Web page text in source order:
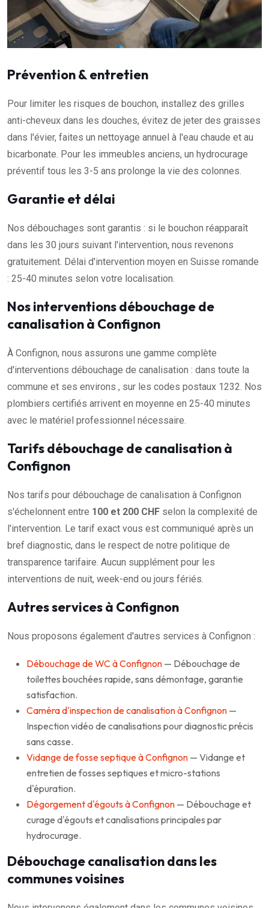
Prévention & entretien
Pour limiter les risques de bouchon, installez des grilles
anti-cheveux dans les douches, évitez de jeter des graisses
dans l'évier, faites un nettoyage annuel à l'eau chaude et au
bicarbonate. Pour les immeubles anciens, un hydrocurage
préventif tous les 3-5 ans prolonge la vie des colonnes.
Garantie et délai
Nos débouchages sont garantis : si le bouchon réapparaît
dans les 30 jours suivant l'intervention, nous revenons
gratuitement. Délai d'intervention moyen en Suisse romande
: 25-40 minutes selon votre localisation.
Nos interventions débouchage de
canalisation à Confignon
À Confignon, nous assurons une gamme complète
d'interventions débouchage de canalisation : dans toute la
commune et ses environs , sur les codes postaux 1232. Nos
plombiers certifiés arrivent en moyenne en 25-40 minutes
avec le matériel professionnel nécessaire.
Tarifs débouchage de canalisation à
Confignon
Nos tarifs pour débouchage de canalisation à Confignon
s'échelonnent entre 100 et 200 CHF selon la complexité de
l'intervention. Le tarif exact vous est communiqué après un
bref diagnostic, dans le respect de notre politique de
transparence tarifaire. Aucun supplément pour les
interventions de nuit, week-end ou jours fériés.
Autres services à Confignon
Nous proposons également d'autres services à Confignon :
Débouchage de WC à Confignon — Débouchage de
toilettes bouchées rapide, sans démontage, garantie
satisfaction.
Caméra d'inspection de canalisation à Confignon —
Inspection vidéo de canalisations pour diagnostic précis
sans casse.
Vidange de fosse septique à Confignon — Vidange et
entretien de fosses septiques et micro-stations
d'épuration.
Dégorgement d'égouts à Confignon — Débouchage et
curage d'égouts et canalisations principales par
hydrocurage.
Débouchage canalisation dans les
communes voisines